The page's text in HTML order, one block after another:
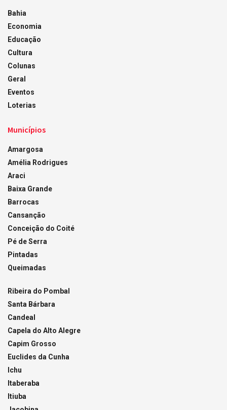
Bahia
Economia
Educação
Cultura
Colunas
Geral
Eventos
Loterias
Municípios
Amargosa
Amélia Rodrigues
Araci
Baixa Grande
Barrocas
Cansanção
Conceição do Coité
Pé de Serra
Pintadas
Queimadas
Ribeira do Pombal
Santa Bárbara
Candeal
Capela do Alto Alegre
Capim Grosso
Euclides da Cunha
Ichu
Itaberaba
Itiuba